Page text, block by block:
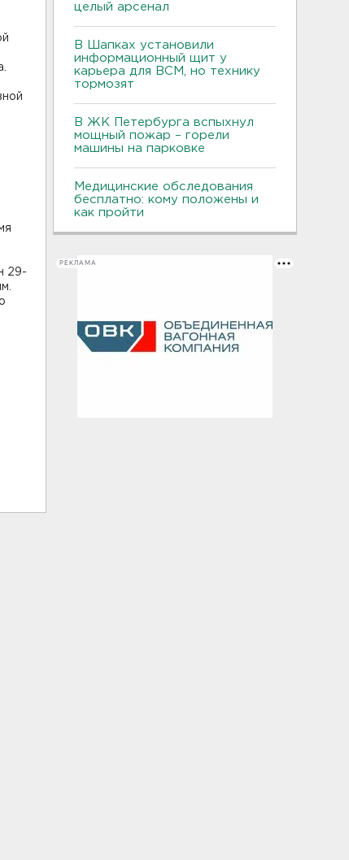
29-
целый арсенал
В Шапках установили
информационный щит у
карьера для ВСМ, но технику
тормозят
В ЖК Петербурга вспыхнул
мощный пожар – горели
машины на парковке
Медицинские обследования
бесплатно: кому положены и
как пройти
РЕКЛАМА